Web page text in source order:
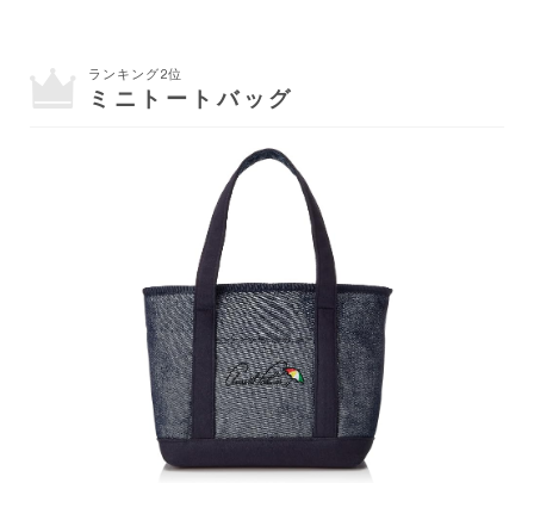
ランキング2位
ミニトートバッグ